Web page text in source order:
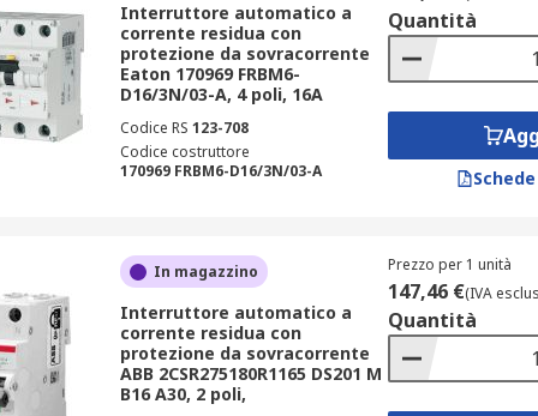
impianti industriali complessi, gli RCBOssi adattano a
più complesse, valuta l’uso combinato con
spesso utilizzati in combinazione con gli interruttori
individuare in modo semplice e veloce ulteriori
magnetotermici differenziali. Ecco alcune
DIN;
Interruttore automatico a
corrente residua con
protezione da sovracorrente
Eaton 170969 FRBM6-
D16/3N/03-A, 4 poli, 16A
Codice RS 123-708
Codice costruttore
170969 FRBM6-D16/3N/03-A
Quantità
In magazzino
Interruttore automatico a
corrente residua con
protezione da sovracorrente
ABB 2CSR275180R1165 DS201 M
B16 A30, 2 poli,
Prezzo per 1 unità
147,46 €(IVA
Quantità